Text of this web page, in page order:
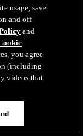
usage, save
and off
and
you agree
(including
videos that